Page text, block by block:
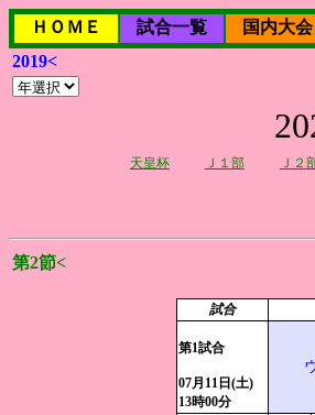
ＨＯＭＥ 試合一覧 国内大会
2019<
天皇杯 Ｊ１部 Ｊ２
第2節<
試合
第1試合
07月11日(土)
13時00分